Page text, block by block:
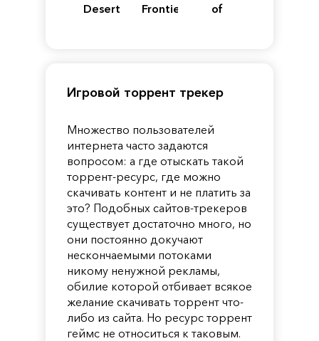
Desert
Frontiers
of
Игровой торрент трекер
Множество пользователей
интернета часто задаются
вопросом: а где отыскать такой
торрент-ресурс, где можно
скачивать контент и не платить за
это? Подобных сайтов-трекеров
существует достаточно много, но
они постоянно докучают
нескончаемыми потоками
никому ненужной рекламы,
обилие которой отбивает всякое
желание скачивать торрент что-
либо из сайта. Но ресурс торрент
геймс не относиться к таковым.